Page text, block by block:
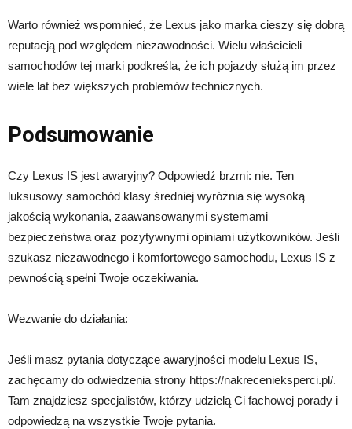
Warto również wspomnieć, że Lexus jako marka cieszy się dobrą
reputacją pod względem niezawodności. Wielu właścicieli
samochodów tej marki podkreśla, że ich pojazdy służą im przez
wiele lat bez większych problemów technicznych.
Podsumowanie
Czy Lexus IS jest awaryjny? Odpowiedź brzmi: nie. Ten
luksusowy samochód klasy średniej wyróżnia się wysoką
jakością wykonania, zaawansowanymi systemami
bezpieczeństwa oraz pozytywnymi opiniami użytkowników. Jeśli
szukasz niezawodnego i komfortowego samochodu, Lexus IS z
pewnością spełni Twoje oczekiwania.
Wezwanie do działania:
Jeśli masz pytania dotyczące awaryjności modelu Lexus IS,
zachęcamy do odwiedzenia strony https://nakrecenieksperci.pl/.
Tam znajdziesz specjalistów, którzy udzielą Ci fachowej porady i
odpowiedzą na wszystkie Twoje pytania.